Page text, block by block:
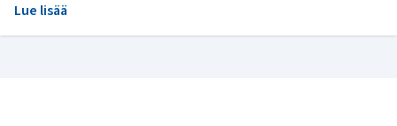
Lue lisää